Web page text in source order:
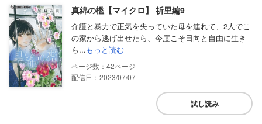
真綿の檻【マイクロ】 祈里編9
介護と暴力で正気を失っていた母を連れて、2人でこ
の家から逃げ出せたら、今度こそ日向と自由に生き
ら...もっと読む
42
配信日：2023/07/07
試し読み